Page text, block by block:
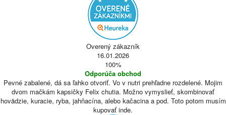
Overený zákazník
16.01.2026
100%
Odporúča obchod
Pevné zabalené, dá sa ľahko otvoriť. Vo v nutri prehľadne rozdelené. Mojim
dvom mačkám kapsičky Felix chutia. Možno vymyslieť, skombinovať
hovädzie, kuracie, ryba, jahňacína, alebo kačacina a pod. Toto potom musím
kupovať inde.